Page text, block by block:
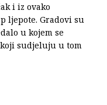
i iz ovako
ljepote. Gradovi su
u kojem se
sudjeluju u tom